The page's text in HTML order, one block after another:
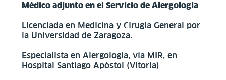
Médico adjunto en el Servicio de Alergología
Licenciada en Medicina y Cirugía General por
la Universidad de Zaragoza.
Especialista en Alergología, vía MIR, en
Hospital Santiago Apóstol (Vitoria)